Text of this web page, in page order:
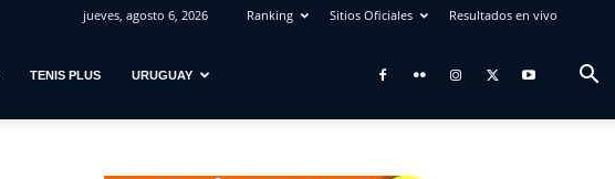
jueves, agosto 6, 2026 Ranking Sitios Oficiales Resultados en vivo
TENIS PLUS URUGUAY